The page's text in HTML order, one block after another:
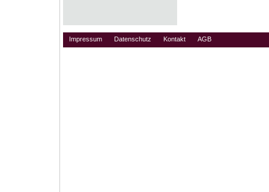
Impressum Datenschutz Kontakt AGB